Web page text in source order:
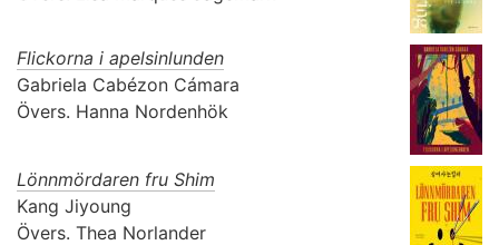
Flickorna i apelsinlunden
Gabriela Cabézon Cámara
Övers. Hanna Nordenhök
Lönnmördaren fru Shim
Kang Jiyoung
Övers. Thea Norlander